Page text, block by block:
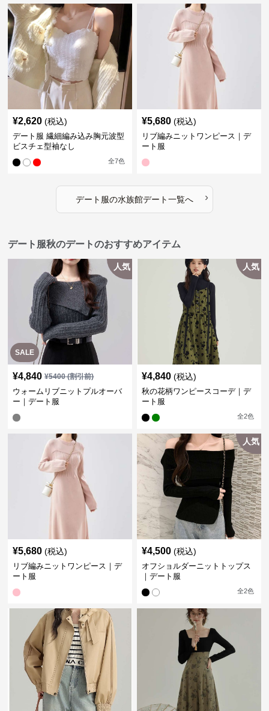
¥2,620 (税込)
デート服 繊細編み込み胸元波型
ビスチェ型袖なし
全7色
¥5,680 (税込)
リブ編みニットワンピース｜デ
ート服
デート服の水族館デート一覧へ ›
デート服秋のデートのおすすめアイテム
SALE
人気
¥4,840 ¥5400(割引前)
ウォームリブニットプルオーバ
ー｜デート服
人気
¥4,840 (税込)
秋の花柄ワンピースコーデ｜デ
ート服
全2色
¥5,680 (税込)
リブ編みニットワンピース｜デ
ート服
人気
¥4,500 (税込)
オフショルダーニットトップス
｜デート服
全2色